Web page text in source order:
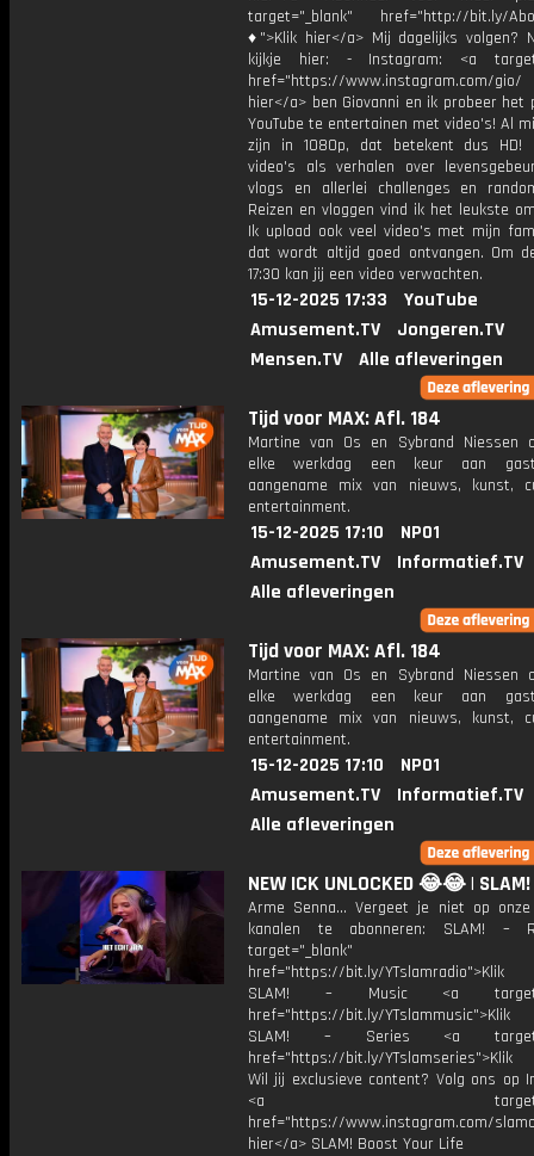
target="_blank" href="http://bit.ly/
♦">Klik hier</a> Mij dagelijks volgen?
kijkje hier: - Instagram: <a
href="https://www.instagram.com/
hier</a> ben Giovanni en ik probeer het
YouTube te entertainen met video's! Al
zijn in 1080p, dat betekent dus HD!
video's als verhalen over
vlogs en allerlei challenges en
Reizen en vloggen vind ik het leukste
Ik upload ook veel video's met mijn
dat wordt altijd goed ontvangen. Om
17:30 kan jij een video verwachten.
15-12-2025 17:33
YouTube
Amusement.TV
Jongeren.TV
Mensen.TV
Alle afleveringen
Tijd voor MAX: Afl. 184
Martine van Os en Sybrand Niessen
elke werkdag een keur aan
aangename mix van nieuws, kunst,
entertainment.
15-12-2025 17:10
NPO1
Amusement.TV
Informatief.TV
Alle afleveringen
Tijd voor MAX: Afl. 184
Martine van Os en Sybrand Niessen
elke werkdag een keur aan
aangename mix van nieuws, kunst,
entertainment.
15-12-2025 17:10
NPO1
Amusement.TV
Informatief.TV
Alle afleveringen
NEW ICK UNLOCKED 😂😂 | SLAM!
Arme Senna... Vergeet je niet op onze
kanalen te abonneren: SLAM! –
target="_blank"
href="https://bit.ly/
SLAM! – Music <a
href="https://bit.ly/
SLAM! – Series <a
href="https://bit.ly/
Wil jij exclusieve content? Volg ons op
<a
href="https://www.instagram.com/
hier</a> SLAM! Boost Your Life